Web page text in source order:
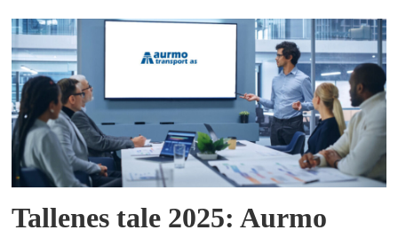
Tallenes tale 2025: Aurmo